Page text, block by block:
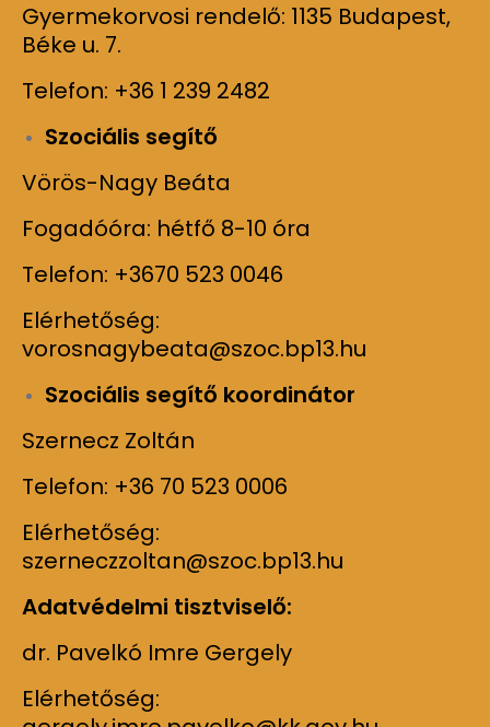
Gyermekorvosi rendelő: 1135 Budapest,
Béke u. 7.
Telefon: +36 1 239 2482
Szociális segítő
Vörös-Nagy Beáta
Fogadóóra: hétfő 8-10 óra
Telefon: +3670 523 0046
Elérhetőség:
vorosnagybeata@szoc.bp13.hu
Szociális segítő koordinátor
Szernecz Zoltán
Telefon: +36 70 523 0006
Elérhetőség:
szerneczzoltan@szoc.bp13.hu
Adatvédelmi tisztviselő:
dr. Pavelkó Imre Gergely
Elérhetőség: